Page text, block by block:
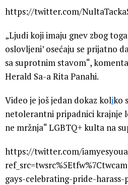
https://twitter.com/
„Ljudi koji imaju gnev zbog
oslovljeni’ osećaju se prijatno
sa suprotnim stavom“,
Herald Sa-a Rita Panahi.
Video je još jedan dokaz koliko
netolerantni pripadnici krajnje
ne mržnja“ LGBTQ+ kulta na
https://twitter.com/
gays-celebrating-pride-